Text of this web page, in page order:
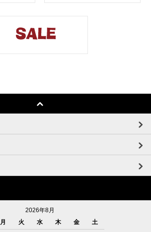
2026年8月
月 火 水 木 金 土